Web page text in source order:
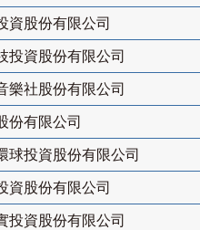
資股份有限公司
投資股份有限公司
樂社股份有限公司
份有限公司
球投資股份有限公司
資股份有限公司
投資股份有限公司